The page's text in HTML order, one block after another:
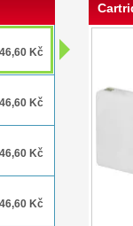
Kč
Kč
Kč
Kč